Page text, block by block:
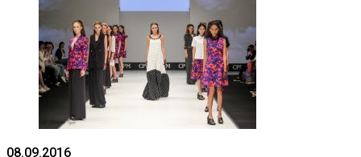
08.09.2016